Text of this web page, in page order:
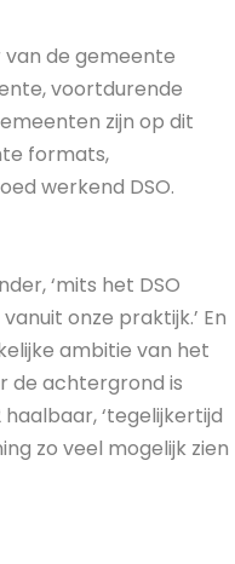
de gemeente
voortdurende
zijn op dit
formats,
werkend DSO.
‘mits het DSO
onze praktijk.’ En
ambitie van het
de achtergrond is
‘tegelijkertijd
zo veel mogelijk zien